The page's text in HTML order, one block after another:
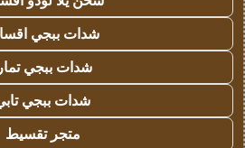
شدات ببجي
شدات ببجي
شدات ببجي
متجر تقسيط